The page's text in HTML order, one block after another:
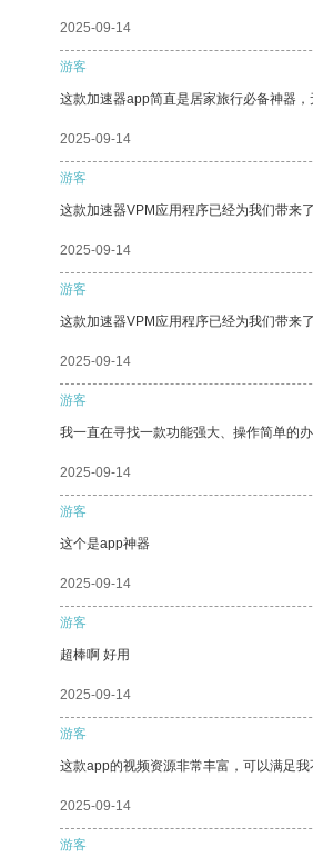
2025-09-14
游客
这款加速器app简直是居家旅行必备神器
2025-09-14
游客
这款加速器VPM应用程序已经为我们带来
2025-09-14
游客
这款加速器VPM应用程序已经为我们带来
2025-09-14
游客
我一直在寻找一款功能强大、操作简单的
2025-09-14
游客
这个是app神器
2025-09-14
游客
超棒啊 好用
2025-09-14
游客
这款app的视频资源非常丰富，可以满足我
2025-09-14
游客